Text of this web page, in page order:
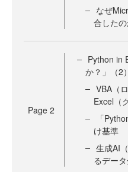
なぜ
合した
Page 2
Python in
か？」（2）
VBA（
Excel（
「
け基準
生成AI
るデー